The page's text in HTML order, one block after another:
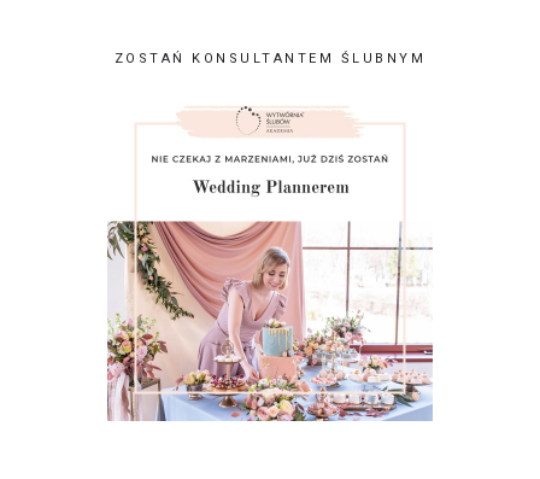
ZOSTAŃ KONSULTANTEM ŚLUBNYM